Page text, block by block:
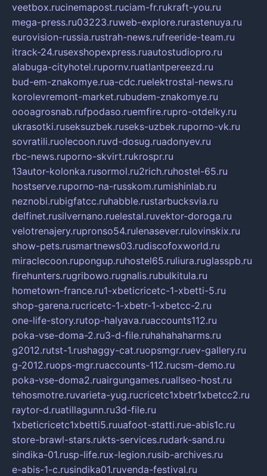
veetbox.rucinemapost.ruciam-fr.rukraft-you.ru
mega-press.ru03223.ruweb-explore.rurastenuya.ru
eurovision-russia.rustrah-news.rufreeride-team.ru
itrack-24.rusexshopexpress.ruautostudiopro.ru
alabuga-cityhotel.rupornv.ruatlantpereezd.ru
bud-em-znakomye.rua-cdc.ruelektrostal-news.ru
korolevremont-market.rubudem-znakomye.ru
oooagrosnab.rufpodaso.ruemfire.rupro-otdelky.ru
ukrasotki.ruseksuzbek.ruseks-uzbek.ruporno-vk.ru
sovratili.ruolecoon.ruvd-dosug.ruadonyev.ru
rbc-news.ruporno-skvirt.rukrospr.ru
13autor-kolonka.rusormol.ru2rich.ruhostel-65.ru
hostserve.ruporno-na-russkom.rumishinlab.ru
neznobi.rubigfatcc.ruhabble.rustarbucksvia.ru
delfinet.rusilvernano.ruelestal.ruvektor-doroga.ru
velotrenajery.rupronso54.rulenasever.rulovinskix.ru
show-pets.rusmartnews03.rudiscofoxworld.ru
miraclecoon.rupongup.ruhostel65.ruliura.ruglasspb.ru
firehunters.rugribowo.rugnalis.rubulkitula.ru
hometown-france.ru1-xbeticricetc-1-xbetti-5.ru
shop-garena.rucricetc-1-xbetr-1-xbetcc-2.ru
one-life-story.rutop-halyava.ruaccounts112.ru
poka-vse-doma-2.ru3-d-file.ruhahahaharms.ru
g2012.rutst-1.rushaggy-cat.ruopsmgr.ruev-gallery.ru
g-2012.ruops-mgr.ruaccounts-112.rucsm-demo.ru
poka-vse-doma2.ruairgungames.ruallseo-host.ru
tehosmotre.ruvarieta-yug.rucricetc1xbetr1xbetcc2.ru
raytor-d.ruatillagunn.ru3d-file.ru
1xbeticricetc1xbetti5.ruuafoot-statti.rue-abis1c.ru
store-brawl-stars.rukts-services.rudark-sand.ru
sindika-01.rusp-life.rux-legion.rusib-archives.ru
e-abis-1-c.rusindika01.ruvenda-festival.ru